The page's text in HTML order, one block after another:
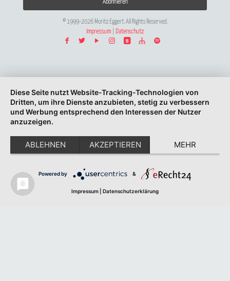
© 1999-2026 Moritz Eggert. All Rights Reserved.
Impressum
Datenschutz
Diese Seite nutzt Website-Tracking-Technologien von
Dritten, um ihre Dienste anzubieten, stetig zu verbessern
und Werbung entsprechend den Interessen der Nutzer
anzuzeigen.
ABLEHNEN AKZEPTIEREN MEHR
Powered by &
Impressum Datenschutzerklärung